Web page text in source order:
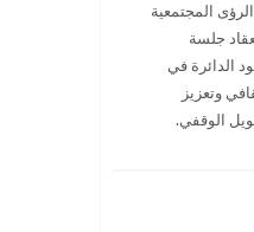
المجتمعية
جلسة
الدائرة في
وتعزيز
الوقفي.